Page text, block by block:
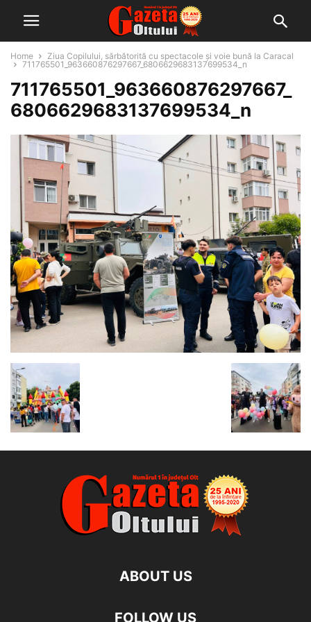
Home
Ziua Copilului, sărbătorită cu spectacole și voie bună la Caracal
711765501_963660876297667_6806629683137699534_n
711765501_963660876297667_
6806629683137699534_n
ABOUT US
FOLLOW US